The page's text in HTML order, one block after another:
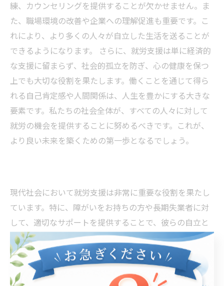
練、カウンセリングを提供することが欠かせません。ま
た、職場環境の改善や企業への理解促進も重要です。こ
れにより、より多くの人々が自立した生活を送ることが
できるようになります。 さらに、就労支援は単に経済的
な支援に留まらず、社会的孤立を防ぎ、心の健康を保つ
上でも大切な役割を果たします。働くことを通じて得ら
れる自己肯定感や人間関係は、人生を豊かにする大きな
要素です。私たちの社会全体が、すべての人々に対して
就労の機会を提供することに努めるべきです。これが、
より良い未来を築くための第一歩となるでしょう。
現代社会において就労支援は非常に重要な役割を果たし
ています。特に、障がいをお持ちの方や長期失業者に対
して、適切なサポートを提供することで、彼らの自立と
社会参加を促進することが求められています。就労支援
の取り組みは多岐にわたり、職業訓練やカウンセリン
グ、企業とのマッチングなどが行われています。これに
より、クライアントは自分に適した職場を見つけやすく